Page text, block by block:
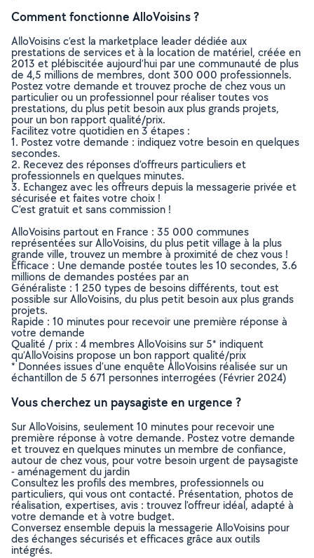
Comment fonctionne AlloVoisins ?
AlloVoisins c’est la marketplace leader dédiée aux
prestations de services et à la location de matériel, créée en
2013 et plébiscitée aujourd’hui par une communauté de plus
de 4,5 millions de membres, dont 300 000 professionnels.
Postez votre demande et trouvez proche de chez vous un
particulier ou un professionnel pour réaliser toutes vos
prestations, du plus petit besoin aux plus grands projets,
pour un bon rapport qualité/prix.
Facilitez votre quotidien en 3 étapes :
1. Postez votre demande : indiquez votre besoin en quelques
secondes.
2. Recevez des réponses d’offreurs particuliers et
professionnels en quelques minutes.
3. Echangez avec les offreurs depuis la messagerie privée et
sécurisée et faites votre choix !
C’est gratuit et sans commission !
AlloVoisins partout en France : 35 000 communes
représentées sur AlloVoisins, du plus petit village à la plus
grande ville, trouvez un membre à proximité de chez vous !
Efficace : Une demande postée toutes les 10 secondes, 3.6
millions de demandes postées par an
Généraliste : 1 250 types de besoins différents, tout est
possible sur AlloVoisins, du plus petit besoin aux plus grands
projets.
Rapide : 10 minutes pour recevoir une première réponse à
votre demande
Qualité / prix : 4 membres AlloVoisins sur 5* indiquent
qu’AlloVoisins propose un bon rapport qualité/prix
* Données issues d’une enquête AlloVoisins réalisée sur un
échantillon de 5 671 personnes interrogées (Février 2024)
Vous cherchez un paysagiste en urgence ?
Sur AlloVoisins, seulement 10 minutes pour recevoir une
première réponse à votre demande. Postez votre demande
et trouvez en quelques minutes un membre de confiance,
autour de chez vous, pour votre besoin urgent de paysagiste
- aménagement du jardin
Consultez les profils des membres, professionnels ou
particuliers, qui vous ont contacté. Présentation, photos de
réalisation, expertises, avis : trouvez l'offreur idéal, adapté à
votre demande et à votre budget.
Conversez ensemble depuis la messagerie AlloVoisins pour
des échanges sécurisés et efficaces grâce aux outils
intégrés.